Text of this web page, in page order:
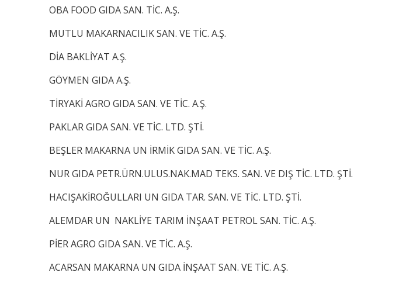
OBA FOOD GIDA SAN. TİC. A.Ş.
MUTLU MAKARNACILIK SAN. VE TİC. A.Ş.
DİA BAKLİYAT A.Ş.
GÖYMEN GIDA A.Ş.
TİRYAKİ AGRO GIDA SAN. VE TİC. A.Ş.
PAKLAR GIDA SAN. VE TİC. LTD. ŞTİ.
BEŞLER MAKARNA UN İRMİK GIDA SAN. VE TİC. A.Ş.
NUR GIDA PETR.ÜRN.ULUS.NAK.MAD TEKS. SAN. VE DIŞ TİC. LTD. ŞTİ.
HACIŞAKİROĞULLARI UN GIDA TAR. SAN. VE TİC. LTD. ŞTİ.
ALEMDAR UN NAKLİYE TARIM İNŞAAT PETROL SAN. TİC. A.Ş.
PİER AGRO GIDA SAN. VE TİC. A.Ş.
ACARSAN MAKARNA UN GIDA İNŞAAT SAN. VE TİC. A.Ş.